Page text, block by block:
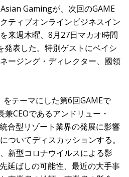
Gamingが、次回のGAME
ティブオンラインビジネスイン
来週木曜、8月27日マカオ時間
発表した。特別ゲストにベイシ
ージング・ディレクター、國領
テーマにした第6回GAMEで
CEOであるアンドリュー・
合型リゾート業界の発展に影響
ついてディスカッションする。
新型コロナウイルスによる影
延ばしの可能性、最近の大手事